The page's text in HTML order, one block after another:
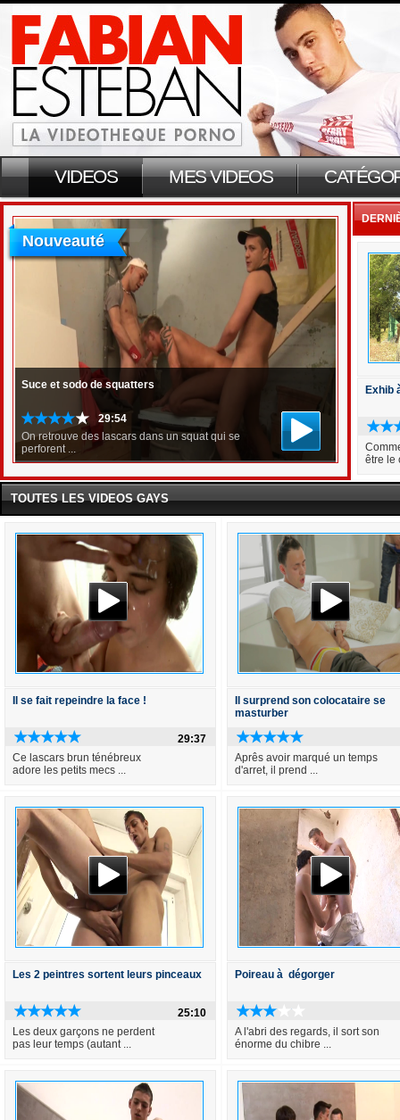
VIDEOS MES VIDEOS
Nouveauté
Suce et sodo de squatters
29:54
On retrouve des lascars dans un squat qui se
perforent ...
Exhib
être le
TOUTES LES VIDEOS GAYS
Il se fait repeindre la face !
29:37
Ce lascars brun ténébreux
adore les petits mecs ...
Il surprend son colocataire se
masturber
Aprês avoir marqué un temps
d'arret, il prend ...
Les 2 peintres sortent leurs pinceaux
25:10
Les deux garçons ne perdent
pas leur temps (autant ...
Poireau à dégorger
A l'abri des regards, il sort son
énorme du chibre ...